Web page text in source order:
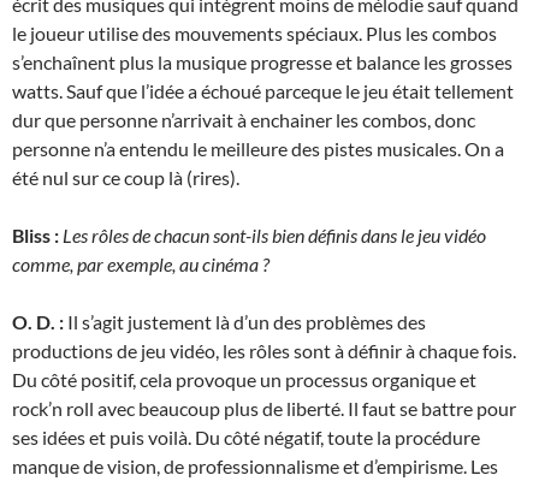
le joueur utilise des mouvements spéciaux. Plus les combos
s’enchaînent plus la musique progresse et balance les grosses
watts. Sauf que l’idée a échoué parceque le jeu était tellement
dur que personne n’arrivait à enchainer les combos, donc
personne n’a entendu le meilleure des pistes musicales. On a
été nul sur ce coup là (rires).
Bliss : Les rôles de chacun sont-ils bien définis dans le jeu vidéo
comme, par exemple, au cinéma ?
O. D. : Il s’agit justement là d’un des problèmes des
productions de jeu vidéo, les rôles sont à définir à chaque fois.
Du côté positif, cela provoque un processus organique et
rock’n roll avec beaucoup plus de liberté. Il faut se battre pour
ses idées et puis voilà. Du côté négatif, toute la procédure
manque de vision, de professionnalisme et d’empirisme. Les